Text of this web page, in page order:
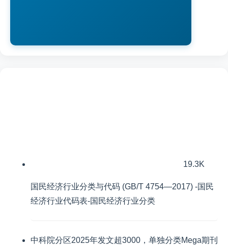
19.3K
国民经济行业分类与代码 (GB/T 4754—2017) -国民
经济行业代码表-国民经济行业分类
中科院分区2025年发文超3000，单独分类Mega期刊